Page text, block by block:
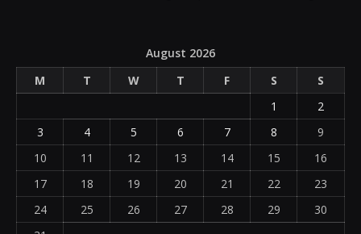
August 2026
M
T W T F S
S
1
2
3
4 5 6 7 8
9
10
11 12 13 14 15
16
17
18 19 20 21 22
23
24
25 26 27 28 29
30